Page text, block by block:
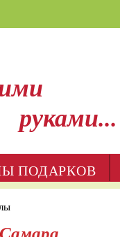
руками...
ПОДАРКОВ